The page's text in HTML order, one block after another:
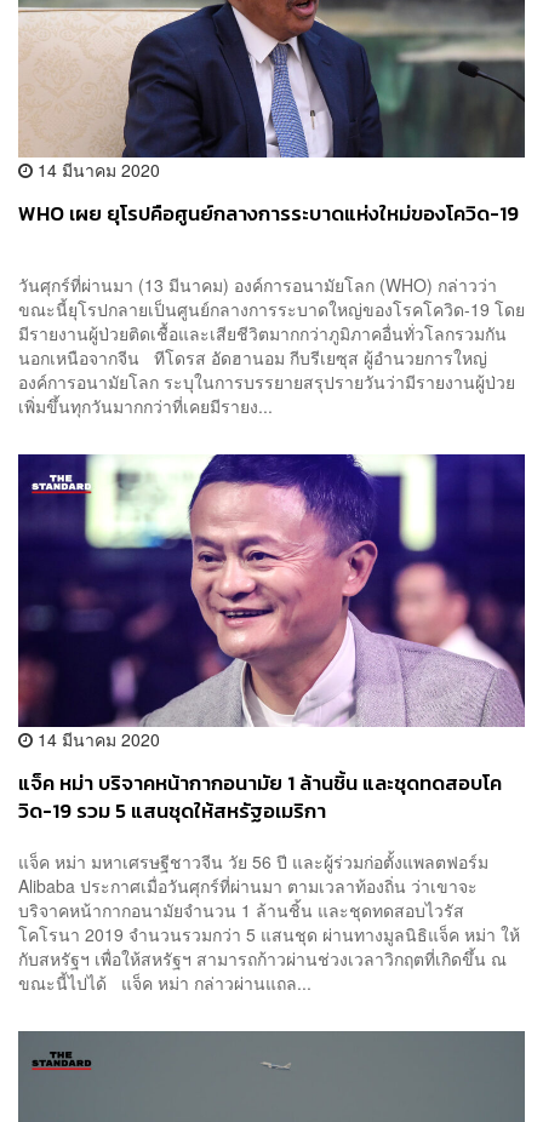
14 มีนาคม 2020
WHO เผย ยุโรปคือศูนย์กลางการระบาดแห่งใหม่ของโควิด-19
วันศุกร์ที่ผ่านมา (13 มีนาคม) องค์การอนามัยโลก (WHO) กล่าวว่า
ขณะนี้ยุโรปกลายเป็นศูนย์กลางการระบาดใหญ่ของโรคโควิด-19 โดย
มีรายงานผู้ป่วยติดเชื้อและเสียชีวิตมากกว่าภูมิภาคอื่นทั่วโลกรวมกัน
นอกเหนือจากจีน ทีโดรส อัดฮานอม กีบรีเยซุส ผู้อำนวยการใหญ่
องค์การอนามัยโลก ระบุในการบรรยายสรุปรายวันว่ามีรายงานผู้ป่วย
เพิ่มขึ้นทุกวันมากกว่าที่เคยมีรายง...
14 มีนาคม 2020
แจ็ค หม่า บริจาคหน้ากากอนามัย 1 ล้านชิ้น และชุดทดสอบโค
วิด-19 รวม 5 แสนชุดให้สหรัฐอเมริกา
แจ็ค หม่า มหาเศรษฐีชาวจีน วัย 56 ปี และผู้ร่วมก่อตั้งแพลตฟอร์ม
Alibaba ประกาศเมื่อวันศุกร์ที่ผ่านมา ตามเวลาท้องถิ่น ว่าเขาจะ
บริจาคหน้ากากอนามัยจำนวน 1 ล้านชิ้น และชุดทดสอบไวรัส
โคโรนา 2019 จำนวนรวมกว่า 5 แสนชุด ผ่านทางมูลนิธิแจ็ค หม่า ให้
กับสหรัฐฯ เพื่อให้สหรัฐฯ สามารถก้าวผ่านช่วงเวลาวิกฤตที่เกิดขึ้น ณ
ขณะนี้ไปได้ แจ็ค หม่า กล่าวผ่านแถล...